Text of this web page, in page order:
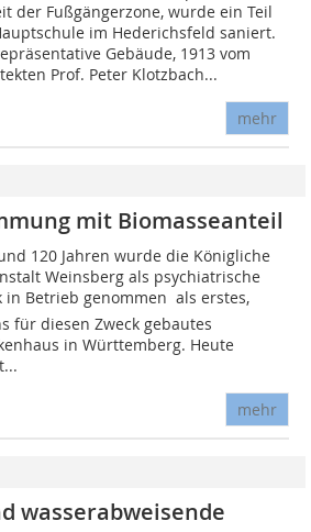
der Fußgängerzone, wurde ein Teil
im Hederichsfeld saniert.
Gebäude, 1913 vom
Prof. Peter Klotzbach...
mehr
mit Biomasseanteil
120 Jahren wurde die Königliche
Weinsberg als psychiatrische
in Betrieb genommen  als erstes,
für diesen Zweck gebautes
in Württemberg. Heute
mehr
wasserabweisende